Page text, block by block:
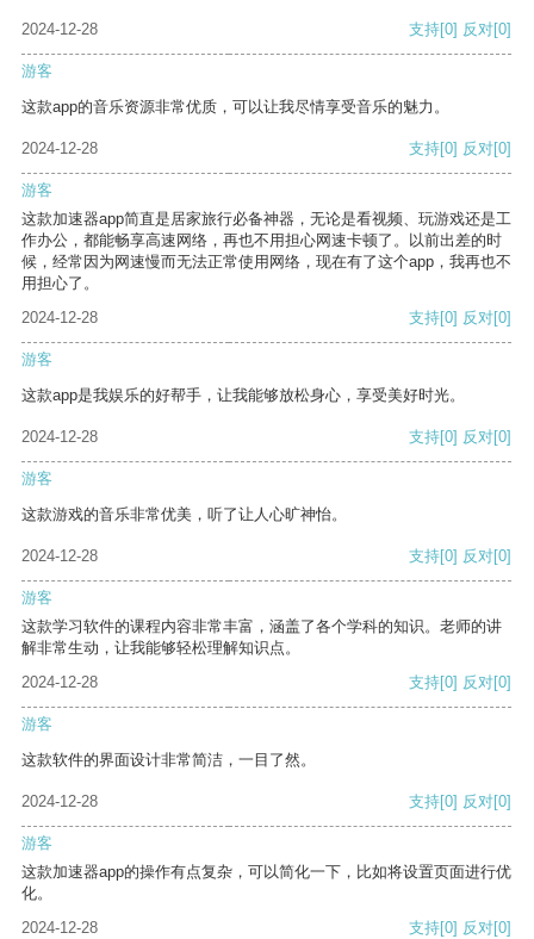
2024-12-28 支持[0] 反对[0]
游客
这款app的音乐资源非常优质，可以让我尽情享受音乐的魅力。
2024-12-28 支持[0] 反对[0]
游客
这款加速器app简直是居家旅行必备神器，无论是看视频、玩游戏还是工
作办公，都能畅享高速网络，再也不用担心网速卡顿了。以前出差的时
候，经常因为网速慢而无法正常使用网络，现在有了这个app，我再也不
用担心了。
2024-12-28
支持[0] 反对[0]
游客
这款app是我娱乐的好帮手，让我能够放松身心，享受美好时光。
2024-12-28 支持[0] 反对[0]
游客
这款游戏的音乐非常优美，听了让人心旷神怡。
2024-12-28 支持[0] 反对[0]
游客
这款学习软件的课程内容非常丰富，涵盖了各个学科的知识。老师的讲
解非常生动，让我能够轻松理解知识点。
2024-12-28
支持[0] 反对[0]
游客
这款软件的界面设计非常简洁，一目了然。
2024-12-28 支持[0] 反对[0]
游客
这款加速器app的操作有点复杂，可以简化一下，比如将设置页面进行优
化。
2024-12-28
支持[0] 反对[0]